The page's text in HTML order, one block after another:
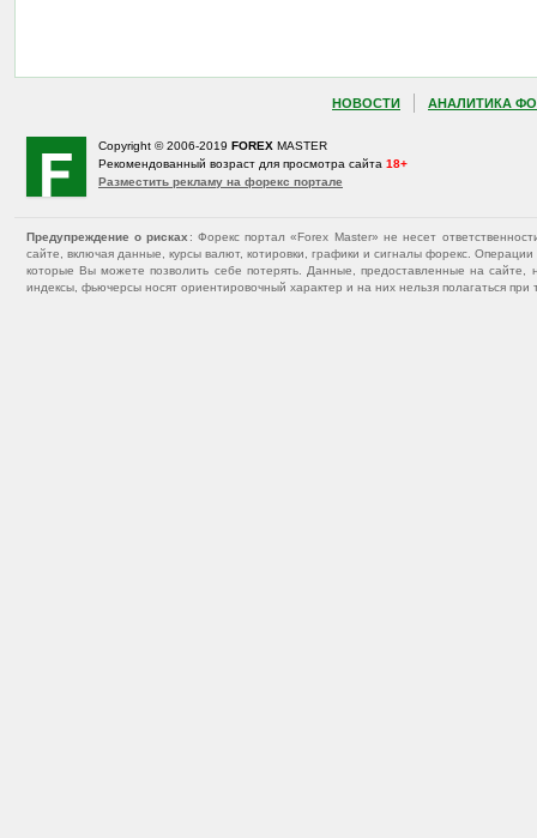
НОВОСТИ АНАЛИТИКА
Copyright © 2006-2019 FOREX MASTER
Рекомендованный возраст для просмотра сайта 18+
Разместить рекламу на форекс портале
Предупреждение о рисках : Форекс портал «Forex Master» не несет
сайте, включая данные, курсы валют, котировки, графики и сигналы форекс.
которые Вы можете позволить себе потерять. Данные, предоставленные на
индексы, фьючерсы носят ориентировочный характер и на них нельзя полагаться при